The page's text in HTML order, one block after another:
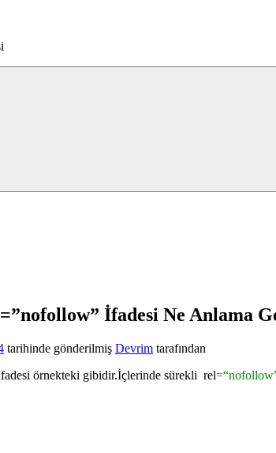
İfadesi Ne Anlama
tarihinde gönderilmiş Devrim tarafından
örnekteki gibidir.İçlerinde sürekli rel=